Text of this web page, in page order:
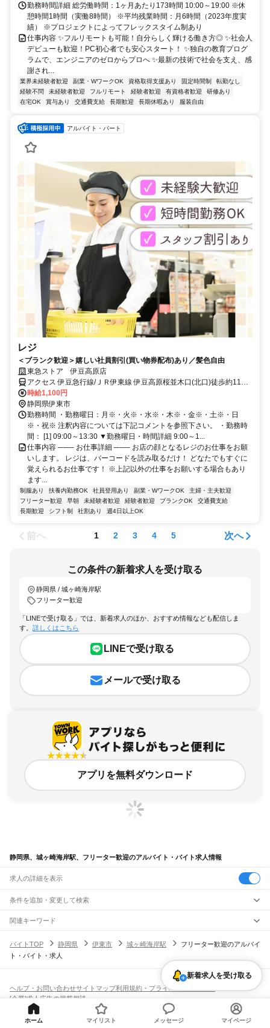
勤務時間詳細 総労働時間：1ヶ月あたり173時間 10:00～19:00 ※休
憩時間1時間（実働8時間） ※平均残業時間：月6時間（2023年度実
績） ※プロジェクトによってフレックスタイム制あり
仕事内容 ✨フルリモートも可能！自分らしく輝ける働き方◎ ✨社会人
デビューも歓迎！PC初心者でも安心スタート！ ✨独自の教育プログ
ラムで、エンジニアのゼロからプロへ ✨最新の技術で社会を支え、感
謝され...
業界未経験者歓迎 副業・WワークOK 資格取得支援あり 固定時間制
転勤なし
経験不問
未経験者歓迎 フルリモート 経験者歓迎 有資格者歓迎
研修あり
在宅OK
賞与あり 交通費支給 長期歓迎 長期休暇あり 服装自由
アルバイト・パート
レジ
＜ブランク歓迎＞嬉しい社員割引(買い物券配布)あり／髪色自由
東急ストア 伊豆高原店
アクセス 伊豆急行線/ＪＲ伊東線 伊豆高原桜並木口(北口)徒歩約11
分、伊豆急行線/ＪＲ伊東線 城ヶ崎海岸徒歩約15分、伊豆急行線/ＪＲ
伊東線 富戸徒歩約56分
時給1,100円
静岡県伊東市
勤務時間 ・勤務曜日：月※・火※・水※・木※・金※・土※・日
※・祝※ 注釈内容については下記コメントを参照下さい。 ・勤務時
間： [1] 09:00～13:30 ▼勤務曜日・時間詳細 9:00～1...
仕事内容 ─── お仕事詳細 ─── お店の顔となるレジのお仕事をお願
いします。 レジは、バーコードを読み取るだけ！ どなたでもすぐに
覚えられるお仕事です！ ※上記以外の仕事をお願いする場合もあり
ます...
制服あり 扶養内勤務OK 社員登用あり 副業・WワークOK
主婦・主夫歓迎
フリーター歓迎
早朝 未経験者歓迎 経験者歓迎 ブランクOK
交通費支給
長期歓迎
シフト制 社割あり 週4日以上OK
前へ 1 2 3 4 5 次へ
この条件の新着求人を受け取る
静岡県 / 城ヶ崎海岸駅
フリーター歓迎
「LINEで受け取る」では、新着求人のほか、おすすめ情報なども配信しま
す。 詳しくはこちら
LINEで受け取る
メールで受け取る
アプリを無料ダウンロード
静岡県、城ヶ崎海岸駅、フリーター歓迎のアルバイト・バイト求人情報
求人の詳細を表示
条件を追加・変更して検索
市区町村を追加・変更
静岡県すべて
静岡市 すべて
中央区浜名区天竜区
沼津市 富士宮市 富士市 掛川市藤枝市
御殿場市
下田市 裾野市 御前崎市菊川市
伊豆の国市
駅を追加・変更
JR身延線
富士駅 柚木駅竪堀駅入山瀬駅
芝川駅稲子駅
職種を追加・変更
飲食・フードサービスすべて
ホールスタッフキッチンスタッフ
パン屋（ベーカリー）
フードカウンター販売員
バー（BAR）・バーテンダー
飲食店補助（開店・閉店準備）
飲食店（店長・マネージャー）
人気
日払いOK
学生歓迎 髪型・髪色自由
ネイルOK
ピアスOK
オープニングスタッフ
留学生・外国人活躍中
雇用形態を追加・変更
アルバイト・パート
都道府県を変更
関連キーワード
バイトTOP
静岡県 伊東市 城ヶ崎海岸駅
フリーター歓迎のアルバイ
ト・バイト・求人
新着求人を受け取る
ヘルプ・お問い合わせサイトマップ利用規約・プライバシーポリシー
[企業]求人広告の掲載相談
ホーム マイリスト メッセージ マイページ